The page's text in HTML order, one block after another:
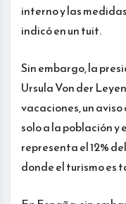
interno y las
indicó en un tuit.
Sin embargo, la
Ursula Von der
vacaciones, un
solo a la población
representa el 12%
donde el turismo es